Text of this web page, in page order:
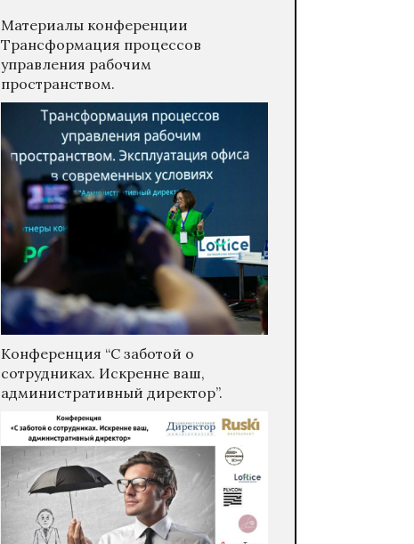
Материалы конференции
Трансформация процессов
управления рабочим
пространством.
Конференция “С заботой о
сотрудниках. Искренне ваш,
административный директор”.